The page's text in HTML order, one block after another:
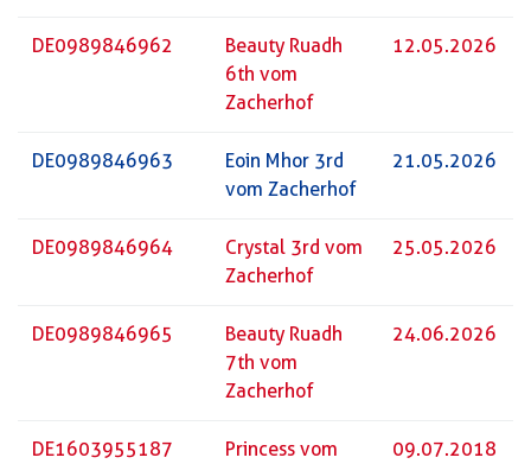
DE0989846962
Beauty Ruadh
6th vom
Zacherhof
12.05.2026
DE0989846963
Eoin Mhor 3rd
vom Zacherhof
21.05.2026
DE0989846964
Crystal 3rd vom
Zacherhof
25.05.2026
DE0989846965
Beauty Ruadh
7th vom
Zacherhof
24.06.2026
DE1603955187
Princess vom
09.07.2018